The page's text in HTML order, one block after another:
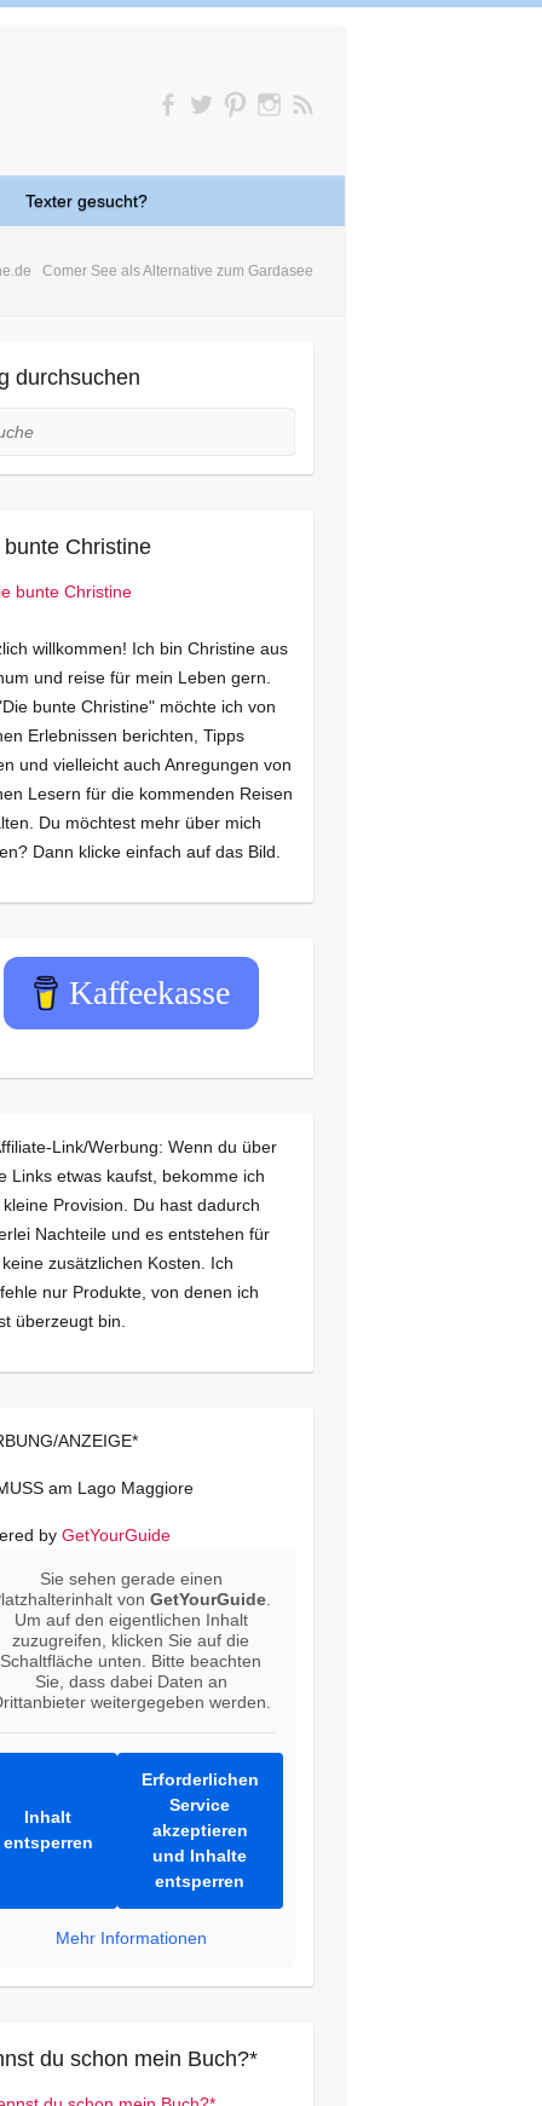
Texter gesucht?
Comer See als Alternative zum Gardasee
durchsuchen
bunte Christine
willkommen! Ich bin Christine aus
und reise für mein Leben gern.
bunte Christine" möchte ich von
Erlebnissen berichten, Tipps
und vielleicht auch Anregungen von
Lesern für die kommenden Reisen
Du möchtest mehr über mich
Dann klicke einfach auf das Bild.
Kaffeekasse
Link/Werbung: Wenn du über
Links etwas kaufst, bekomme ich
Provision. Du hast dadurch
Nachteile und es entstehen für
zusätzlichen Kosten. Ich
nur Produkte, von denen ich
überzeugt bin.
ANZEIGE*
am Lago Maggiore
by GetYourGuide
Sie sehen gerade einen
vonGetYourGuide
Um auf den eigentlichen Inhalt
zuzugreifen, klicken Sie auf die
Schaltfläche unten. Bitte beachten
Sie, dass dabei Daten an
weitergegeben werden.
Inhalt
entsperren
Erforderlichen
Service
akzeptieren
und Inhalte
entsperren
Mehr Informationen
du schon mein Buch?*